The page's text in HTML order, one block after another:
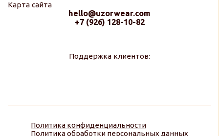
Карта сайта
hello@uzorwear.com
+7 (926) 128-10-82
Поддержка клиентов:
Политика конфиденциальности
Политика обработки персональных данных